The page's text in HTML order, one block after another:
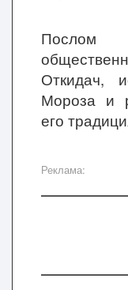
Послом
Откидач,
Мороза и
его
Реклама: